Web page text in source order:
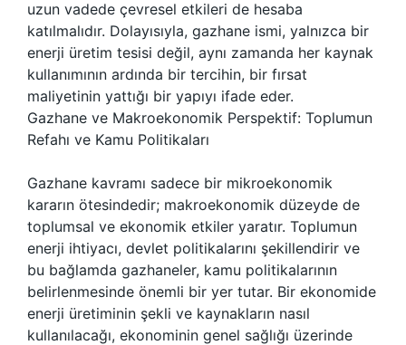
uzun vadede çevresel etkileri de hesaba
katılmalıdır. Dolayısıyla, gazhane ismi, yalnızca bir
enerji üretim tesisi değil, aynı zamanda her kaynak
kullanımının ardında bir tercihin, bir fırsat
maliyetinin yattığı bir yapıyı ifade eder.
Gazhane ve Makroekonomik Perspektif: Toplumun
Refahı ve Kamu Politikaları
Gazhane kavramı sadece bir mikroekonomik
kararın ötesindedir; makroekonomik düzeyde de
toplumsal ve ekonomik etkiler yaratır. Toplumun
enerji ihtiyacı, devlet politikalarını şekillendirir ve
bu bağlamda gazhaneler, kamu politikalarının
belirlenmesinde önemli bir yer tutar. Bir ekonomide
enerji üretiminin şekli ve kaynakların nasıl
kullanılacağı, ekonominin genel sağlığı üzerinde